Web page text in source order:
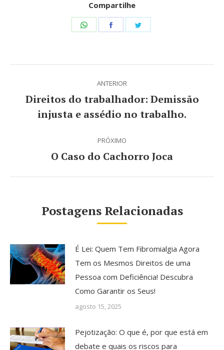
Compartilhe
Share
Share
de
post:
ANTERIOR
Post
anterior:
Direitos do trabalhador: Demissão
injusta e assédio no trabalho.
PRÓXIMO
Próximo
O Caso do Cachorro Joca
Postagens Relacionadas
É Lei: Quem Tem Fibromialgia Agora
Tem os Mesmos Direitos de uma
Pessoa com Deficiência! Descubra
Como Garantir os Seus!
agosto 15, 2025
Pejotização: O que é, por que está em
debate e quais os riscos para